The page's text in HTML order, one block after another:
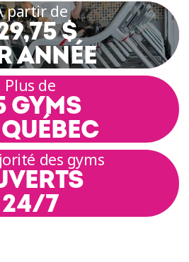
partir de
$
ANNÉE
Plus de
GYMS
des gyms
24/7